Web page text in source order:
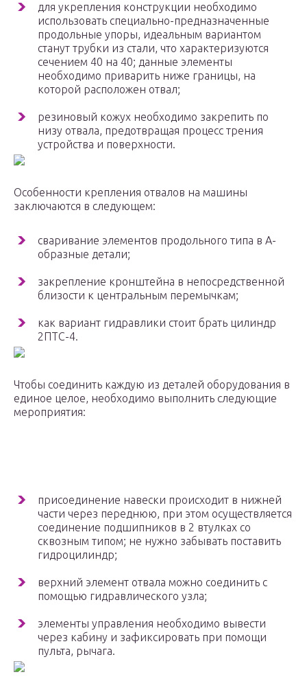
для укрепления конструкции необходимо
использовать специально-предназначенные
продольные упоры, идеальным вариантом
станут трубки из стали, что характеризуются
сечением 40 на 40; данные элементы
необходимо приварить ниже границы, на
которой расположен отвал;
резиновый кожух необходимо закрепить по
низу отвала, предотвращая процесс трения
устройства и поверхности.
Особенности крепления отвалов на машины
заключаются в следующем:
сваривание элементов продольного типа в А-
образные детали;
закрепление кронштейна в непосредственной
близости к центральным перемычкам;
как вариант гидравлики стоит брать цилиндр
2ПТС-4.
Чтобы соединить каждую из деталей оборудования в
единое целое, необходимо выполнить следующие
мероприятия:
присоединение навески происходит в нижней
части через переднюю, при этом осуществляется
соединение подшипников в 2 втулках со
сквозным типом; не нужно забывать поставить
гидроцилиндр;
верхний элемент отвала можно соединить с
помощью гидравлического узла;
элементы управления необходимо вывести
через кабину и зафиксировать при помощи
пульта, рычага.